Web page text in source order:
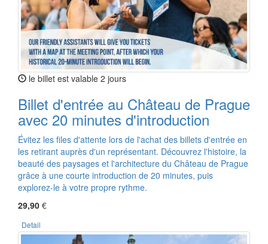
le billet est valable 2 jours
Billet d'entrée au Château de Prague
avec 20 minutes d'introduction
Évitez les files d'attente lors de l'achat des billets d'entrée en
les retirant auprès d'un représentant. Découvrez l'histoire, la
beauté des paysages et l'architecture du Château de Prague
grâce à une courte introduction de 20 minutes, puis
explorez-le à votre propre rythme.
29,90 €
Detail